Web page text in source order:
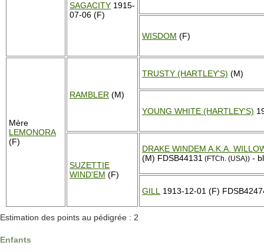
SAGACITY 1915-
07-06 (F)
WISDOM (F)
Mère
LEMONORA
(F)
RAMBLER (M)
TRUSTY (HARTLEY'S) (M)
YOUNG WHITE (HARTLEY'S)
SUZETTIE
WIND'EM (F)
DRAKE WINDEM A.K.A.
(M) FDSB44131 (FTCh. (USA)) -
GILL 1913-12-01 (F)
Estimation des points au pédigrée : 2
Enfants